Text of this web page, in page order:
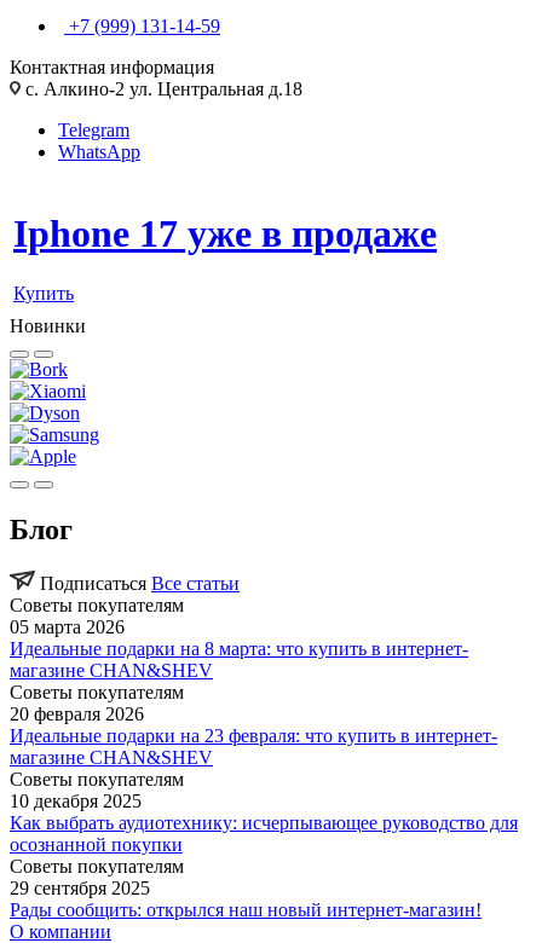
+7 (999) 131-14-59
Контактная информация
с. Алкино-2 ул. Центральная д.18
Telegram
WhatsApp
Iphone 17 уже в продаже
Купить
Новинки
Блог
Подписаться Все статьи
Советы покупателям
05 марта 2026
Идеальные подарки на 8 марта: что купить в интернет-
магазине CHAN&SHEV
Советы покупателям
20 февраля 2026
Идеальные подарки на 23 февраля: что купить в интернет-
магазине CHAN&SHEV
Советы покупателям
10 декабря 2025
Как выбрать аудиотехнику: исчерпывающее руководство для
осознанной покупки
Советы покупателям
29 сентября 2025
Рады сообщить: открылся наш новый интернет‑магазин!
О компании